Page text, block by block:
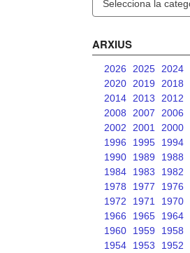
ARXIUS
2026 2025 2024
2020
2019 2018
2014
2013 2012
2008
2007 2006
2002
2001 2000
1996
1995 1994
1990
1989 1988
1984
1983 1982
1978
1977 1976
1972
1971 1970
1966
1965 1964
1960
1959 1958
1954
1953 1952